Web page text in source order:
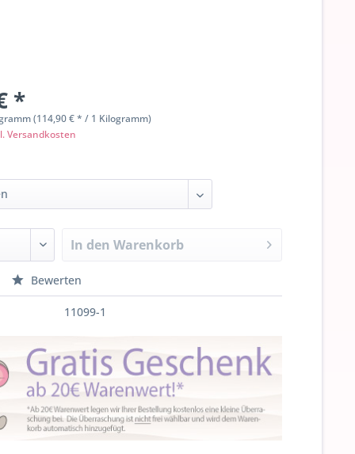
*
(114,90 € * / 1 Kilogramm)
Versandkosten
In den Warenkorb
Bewerten
11099-1